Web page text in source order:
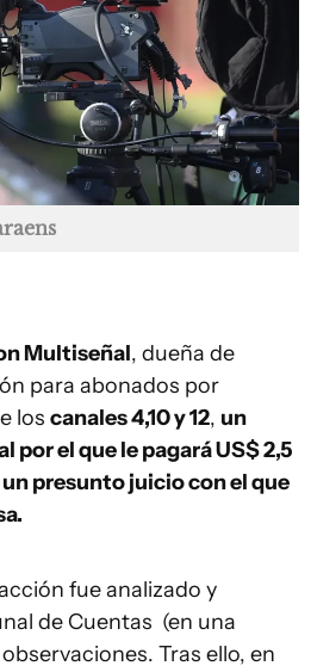
Multiseñal, dueña de
para abonados por
los canales 4,10 y 12, un
por el que le pagará US$ 2,5
presunto juicio con el que
fue analizado y
de Cuentas (en una
Tras ello, en